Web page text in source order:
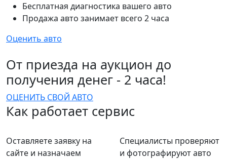
Бесплатная диагностика вашего авто
Продажа авто занимает всего 2 часа
Оценить авто
От приезда на аукцион до
получения денег - 2 часа!
ОЦЕНИТЬ СВОЙ АВТО
Как работает сервис
Оставляете заявку на
сайте и назначаем
Специалисты проверяют
и фотографируют авто